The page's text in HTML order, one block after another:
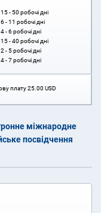
- 50 робочі дні
- 11 робочі дні
- 6 робочі дні
- 40 робочі дні
- 5 робочі дні
- 7 робочі дні
плату25.00 USD
міжнародне
посвідчення